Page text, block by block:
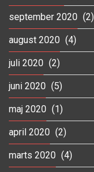
september 2020 (2)
august 2020 (4)
juli 2020 (2)
juni 2020 (5)
maj 2020 (1)
april 2020 (2)
marts 2020 (4)